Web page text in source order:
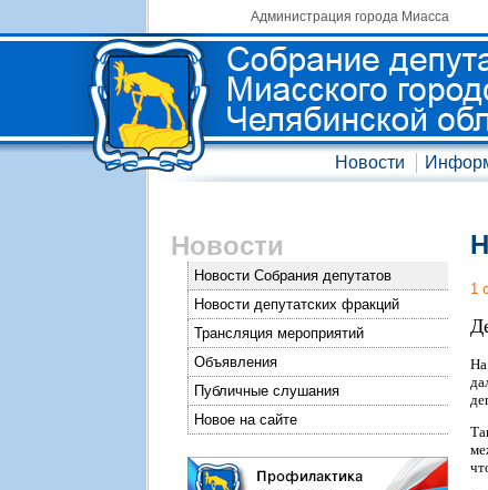
Администрация города Миасса
Новости
Новости
Новости Собрания депутатов
Новости депутатских фракций
Трансляция мероприятий
Объявления
Публичные слушания
Новое на сайте
1
На